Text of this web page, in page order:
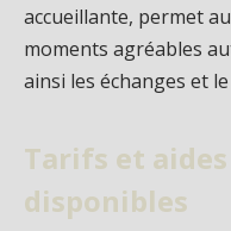
accueillante, permet
moments agréables
ainsi les échanges et
Tarifs et
disponibles